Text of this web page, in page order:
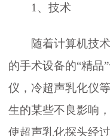
1、技术
随着计算机技
的手术设备的“精品
仪，冷超声乳化仪
生的某些不良影响
使超声乳化探头经